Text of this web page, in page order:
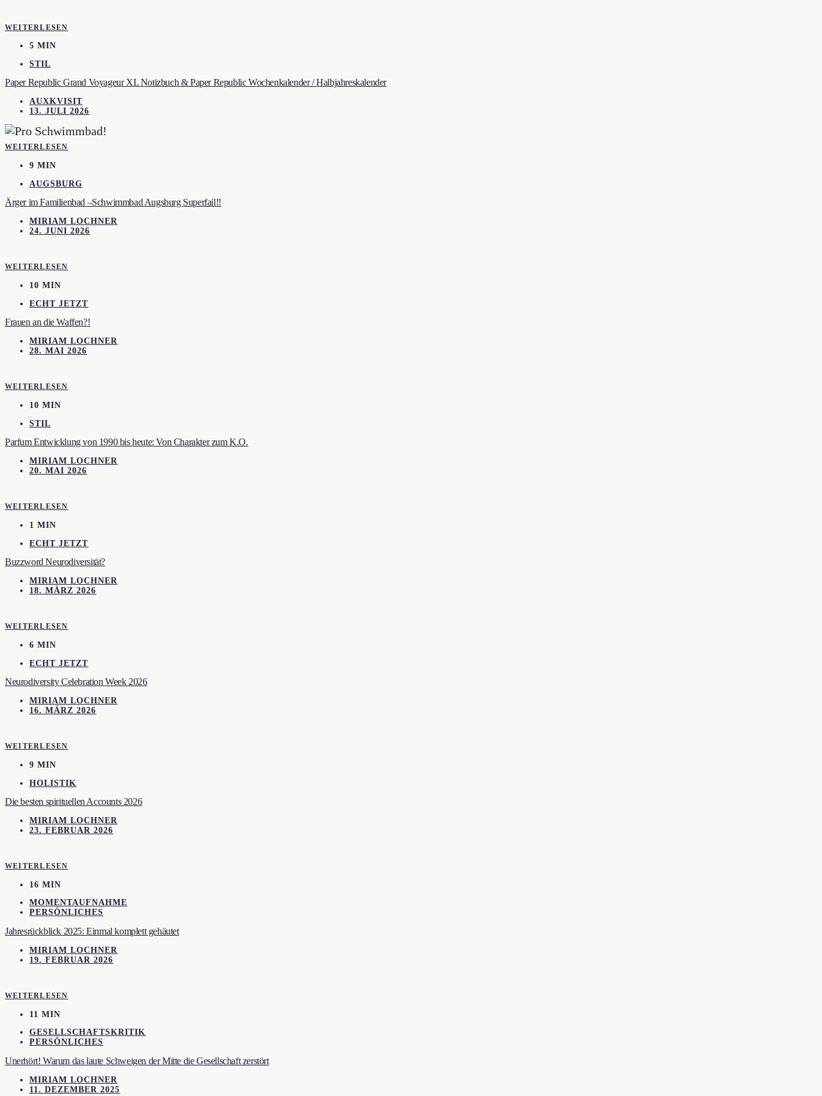
WEITERLESEN
5 MIN
STIL
Paper Republic Grand Voyageur XL Notizbuch & Paper Republic Wochenkalender / Halbjahreskalender
AUXKVISIT
13. JULI 2026
WEITERLESEN
9 MIN
AUGSBURG
Ärger im Familienbad –Schwimmbad Augsburg Superfail!!
MIRIAM LOCHNER
24. JUNI 2026
WEITERLESEN
10 MIN
ECHT JETZT
Frauen an die Waffen?!
MIRIAM LOCHNER
28. MAI 2026
WEITERLESEN
10 MIN
STIL
Parfum Entwicklung von 1990 bis heute: Von Charakter zum K.O.
MIRIAM LOCHNER
20. MAI 2026
WEITERLESEN
1 MIN
ECHT JETZT
Buzzword Neurodiversität?
MIRIAM LOCHNER
18. MÄRZ 2026
WEITERLESEN
6 MIN
ECHT JETZT
Neurodiversity Celebration Week 2026
MIRIAM LOCHNER
16. MÄRZ 2026
WEITERLESEN
9 MIN
HOLISTIK
Die besten spirituellen Accounts 2026
MIRIAM LOCHNER
23. FEBRUAR 2026
WEITERLESEN
16 MIN
MOMENTAUFNAHME
PERSÖNLICHES
Jahresrückblick 2025: Einmal komplett gehäutet
MIRIAM LOCHNER
19. FEBRUAR 2026
WEITERLESEN
11 MIN
GESELLSCHAFTSKRITIK
PERSÖNLICHES
Unerhört! Warum das laute Schweigen der Mitte die Gesellschaft zerstört
MIRIAM LOCHNER
11. DEZEMBER 2025